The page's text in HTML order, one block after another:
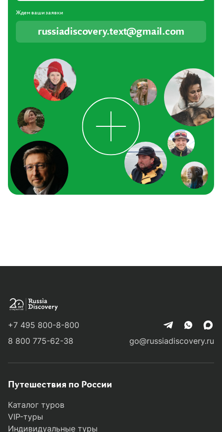
Ждем ваши заявки
russiadiscovery.text@gmail.com
основателя
Вадим Мамонтов
Воспоминания об экзотическом
Если спустя месяцы, а иногда и годы после
путешествия, я время от времени мысленно
+7 495 800-8-800
8 800 775-62-38
go@russiadiscovery.ru
Путешествия по России
Каталог туров
VIP-туры
Индивидуальные туры